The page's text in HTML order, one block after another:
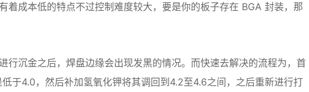
着成本低的特点不过控制难度较大，要是你的板子存在 BGA 封装，那
行沉金之后，焊盘边缘会出现发黑的情况。而快速去解决的流程为，首
于4.0，然后补加氢氧化钾将其调回到4.2至4.6之间，之后重新进行打